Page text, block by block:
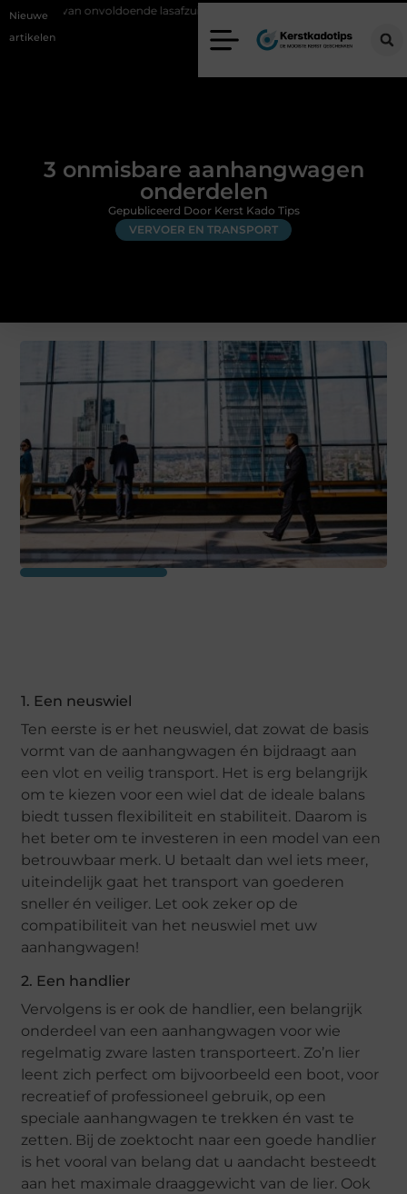
Nieuwe
artikelen
lasafzuiging in productiebedrijven
3 onmisbare aanhangwagen
onderdelen
VERVOER EN TRANSPORT
Gepubliceerd Door Kerst Kado Tips
1. Een neuswiel
Ten eerste is er het neuswiel, dat zowat de basis
vormt van de aanhangwagen én bijdraagt aan
een vlot en veilig transport. Het is erg belangrijk
om te kiezen voor een wiel dat de ideale balans
biedt tussen flexibiliteit en stabiliteit. Daarom is
het beter om te investeren in een model van een
betrouwbaar merk. U betaalt dan wel iets meer,
uiteindelijk gaat het transport van goederen
sneller én veiliger. Let ook zeker op de
compatibiliteit van het neuswiel met uw
aanhangwagen!
2. Een handlier
Vervolgens is er ook de handlier, een belangrijk
onderdeel van een aanhangwagen voor wie
regelmatig zware lasten transporteert. Zo’n lier
leent zich perfect om bijvoorbeeld een boot, voor
recreatief of professioneel gebruik, op een
speciale aanhangwagen te trekken én vast te
zetten. Bij de zoektocht naar een goede handlier
is het vooral van belang dat u aandacht besteedt
aan het maximale draaggewicht van de lier. Ook